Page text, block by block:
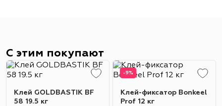
С этим покупают
Клей GOLDBASTIK BF
58 19.5 кг
-9%
Клей-фиксатор Bonkeel
Prof 12 кг